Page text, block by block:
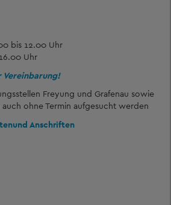
bis 12.00 Uhr
Uhr
Vereinbarung!
Freyung und Grafenau sowie
auch ohne Termin aufgesucht werden
und Anschriften